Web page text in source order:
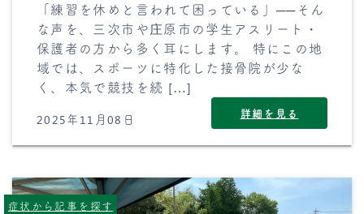
「練習を休めと言われて困っている」──そん
な声を、三次市や庄原市の学生アスリート・
保護者の方から多く耳にします。 特にこの地
域では、スポーツに特化した接骨院が少な
く、本気で競技を続 […]
2025年11月08日 詳細を見る
症状から記事を探す